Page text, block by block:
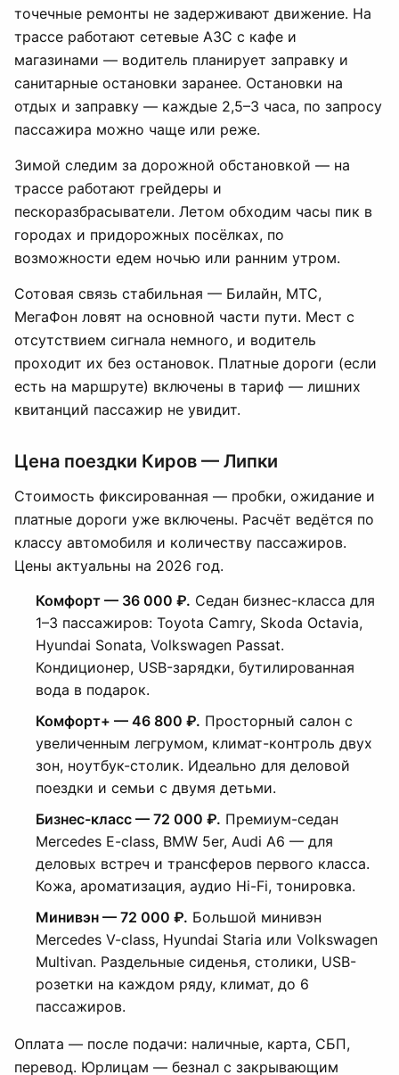
точечные ремонты не задерживают движение. На
трассе работают сетевые АЗС с кафе и
магазинами — водитель планирует заправку и
санитарные остановки заранее. Остановки на
отдых и заправку — каждые 2,5–3 часа, по запросу
пассажира можно чаще или реже.
Зимой следим за дорожной обстановкой — на
трассе работают грейдеры и
пескоразбрасыватели. Летом обходим часы пик в
городах и придорожных посёлках, по
возможности едем ночью или ранним утром.
Сотовая связь стабильная — Билайн, МТС,
МегаФон ловят на основной части пути. Мест с
отсутствием сигнала немного, и водитель
проходит их без остановок. Платные дороги (если
есть на маршруте) включены в тариф — лишних
квитанций пассажир не увидит.
Цена поездки Киров — Липки
Стоимость фиксированная — пробки, ожидание и
платные дороги уже включены. Расчёт ведётся по
классу автомобиля и количеству пассажиров.
Цены актуальны на 2026 год.
Комфорт — 36 000 ₽. Седан бизнес-класса для
1–3 пассажиров: Toyota Camry, Skoda Octavia,
Hyundai Sonata, Volkswagen Passat.
Кондиционер, USB-зарядки, бутилированная
вода в подарок.
Комфорт+ — 46 800 ₽. Просторный салон с
увеличенным легрумом, климат-контроль двух
зон, ноутбук-столик. Идеально для деловой
поездки и семьи с двумя детьми.
Бизнес-класс — 72 000 ₽. Премиум-седан
Mercedes E-class, BMW 5er, Audi A6 — для
деловых встреч и трансферов первого класса.
Кожа, ароматизация, аудио Hi-Fi, тонировка.
Минивэн — 72 000 ₽. Большой минивэн
Mercedes V-class, Hyundai Staria или Volkswagen
Multivan. Раздельные сиденья, столики, USB-
розетки на каждом ряду, климат, до 6
пассажиров.
Оплата — после подачи: наличные, карта, СБП,
перевод. Юрлицам — безнал с закрывающим